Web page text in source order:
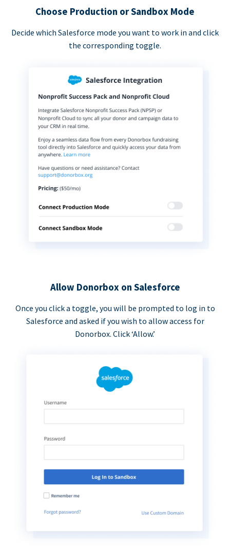
Choose Production or Sandbox Mode
Decide which Salesforce mode you want to work in and click
the corresponding toggle.
Allow Donorbox on Salesforce
Once you click a toggle, you will be prompted to log in to
Salesforce and asked if you wish to allow access for
Donorbox. Click ‘Allow.’